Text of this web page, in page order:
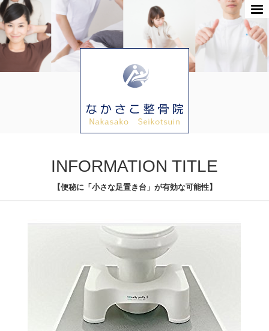
INFORMATION TITLE
【便秘に「小さな足置き台」が有効な可能性】